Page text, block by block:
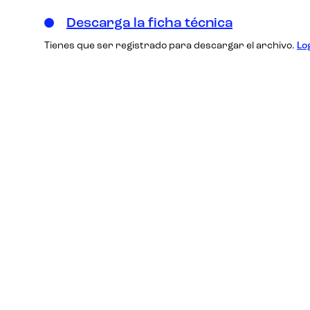
Descarga la ficha técnica
Tienes que ser registrado para descargar el archivo.